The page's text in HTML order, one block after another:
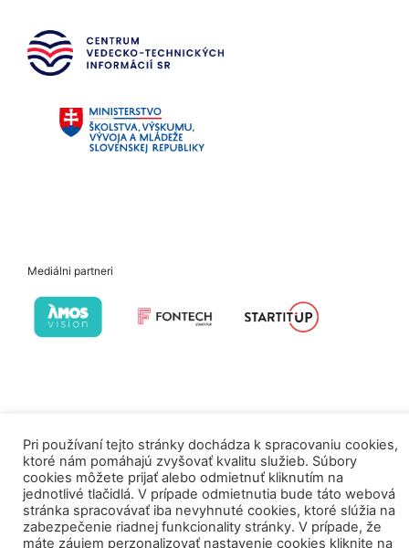
Mediálni partneri
Pri používaní tejto stránky dochádza k spracovaniu cookies,
ktoré nám pomáhajú zvyšovať kvalitu služieb. Súbory
cookies môžete prijať alebo odmietnuť kliknutím na
jednotlivé tlačidlá. V prípade odmietnutia bude táto webová
stránka spracovávať iba nevyhnuté cookies, ktoré slúžia na
zabezpečenie riadnej funkcionality stránky. V prípade, že
máte záujem perzonalizovať nastavenie cookies kliknite na